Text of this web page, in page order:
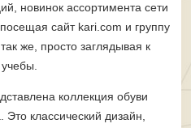
новинок ассортимента сети
сайт kari.com и группу
же, просто заглядывая к
коллекция обуви
классический дизайн,